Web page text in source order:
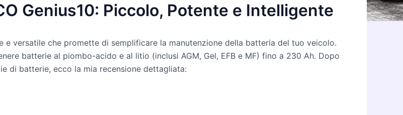
Genius10: Piccolo, Potente e Intelligente
e versatile che promette di semplificare la manutenzione della batteria del tuo veicolo.
batterie al piombo-acido e al litio (inclusi AGM, Gel, EFB e MF) fino a 230 Ah. Dopo
di batterie, ecco la mia recensione dettagliata: